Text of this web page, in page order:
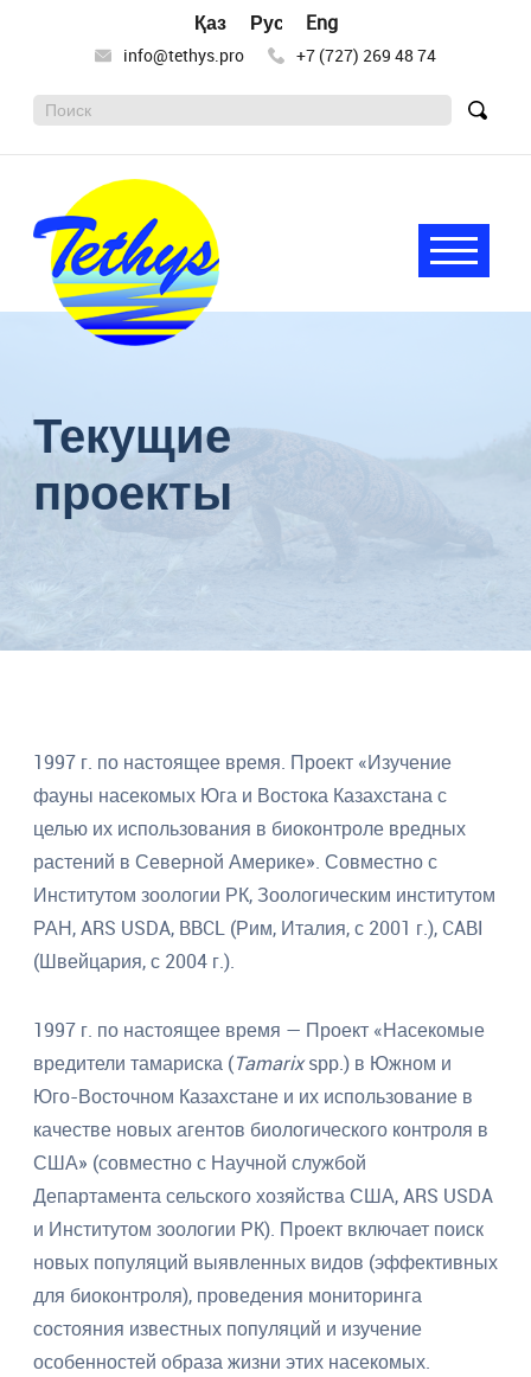
Русский
Қазақ тілі English
info@tethys.pro +7 (727) 269 48 74
Поиск: Найти
общества
«Тетис»
является
сохранение
и
биоразнообразия,
разработка
природопользования
в
Казахстане.
Меню
Текущие
проекты
1997 г. по настоящее время. Проект «Изучение
фауны насекомых Юга и Востока Казахстана с
целью их использования в биоконтроле вредных
растений в Северной Америке». Совместно с
Институтом зоологии РК, Зоологическим институтом
РАН, ARS USDA, BBCL (Рим, Италия, с 2001 г.), CABI
(Швейцария, с 2004 г.).
1997 г. по настоящее время — Проект «Насекомые
вредители тамариска (Tamarixspp.) в Южном и
Юго-Восточном Казахстане и их использование в
качестве новых агентов биологического контроля в
США» (совместно с Научной службой
Департамента сельского хозяйства США, ARS USDA
и Институтом зоологии РК). Проект включает поиск
новых популяций выявленных видов (эффективных
для биоконтроля), проведения мониторинга
состояния известных популяций и изучение
особенностей образа жизни этих насекомых.